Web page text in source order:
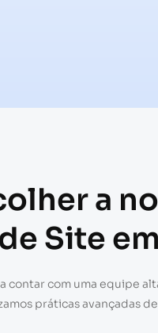
a
Site
contar com uma equipe
práticas avançadas de